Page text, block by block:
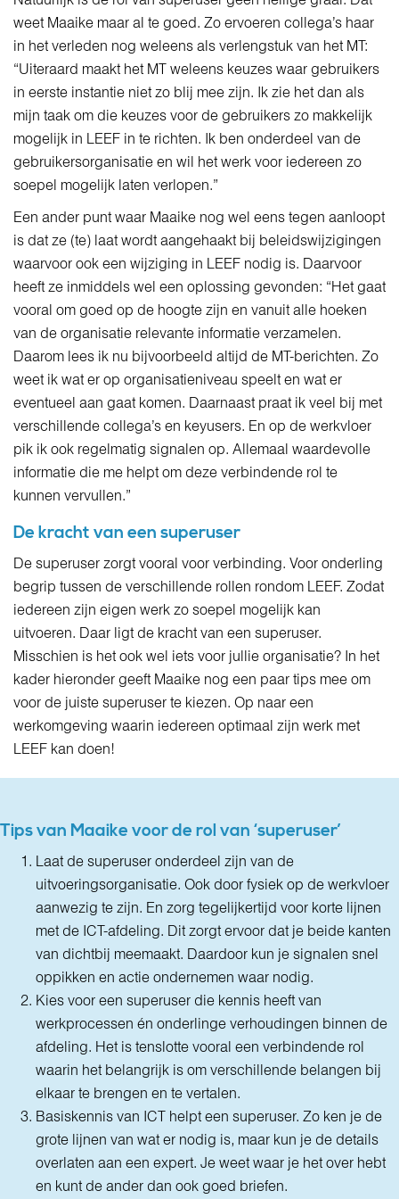
weet Maaike maar al te goed. Zo ervoeren collega’s haar
in het verleden nog weleens als verlengstuk van het MT:
“Uiteraard maakt het MT weleens keuzes waar gebruikers
in eerste instantie niet zo blij mee zijn. Ik zie het dan als
mijn taak om die keuzes voor de gebruikers zo makkelijk
mogelijk in LEEF in te richten. Ik ben onderdeel van de
gebruikersorganisatie en wil het werk voor iedereen zo
soepel mogelijk laten verlopen.”
Een ander punt waar Maaike nog wel eens tegen aanloopt
is dat ze (te) laat wordt aangehaakt bij beleidswijzigingen
waarvoor ook een wijziging in LEEF nodig is. Daarvoor
heeft ze inmiddels wel een oplossing gevonden: “Het gaat
vooral om goed op de hoogte zijn en vanuit alle hoeken
van de organisatie relevante informatie verzamelen.
Daarom lees ik nu bijvoorbeeld altijd de MT-berichten. Zo
weet ik wat er op organisatieniveau speelt en wat er
eventueel aan gaat komen. Daarnaast praat ik veel bij met
verschillende collega’s en keyusers. En op de werkvloer
pik ik ook regelmatig signalen op. Allemaal waardevolle
informatie die me helpt om deze verbindende rol te
kunnen vervullen.”
De kracht van een superuser
De superuser zorgt vooral voor verbinding. Voor onderling
begrip tussen de verschillende rollen rondom LEEF. Zodat
iedereen zijn eigen werk zo soepel mogelijk kan
uitvoeren. Daar ligt de kracht van een superuser.
Misschien is het ook wel iets voor jullie organisatie? In het
kader hieronder geeft Maaike nog een paar tips mee om
voor de juiste superuser te kiezen. Op naar een
werkomgeving waarin iedereen optimaal zijn werk met
LEEF kan doen!
Tips van Maaike voor de rol van ‘superuser’
Laat de superuser onderdeel zijn van de
uitvoeringsorganisatie. Ook door fysiek op de werkvloer
aanwezig te zijn. En zorg tegelijkertijd voor korte lijnen
met de ICT-afdeling. Dit zorgt ervoor dat je beide kanten
van dichtbij meemaakt. Daardoor kun je signalen snel
oppikken en actie ondernemen waar nodig.
Kies voor een superuser die kennis heeft van
werkprocessen én onderlinge verhoudingen binnen de
afdeling. Het is tenslotte vooral een verbindende rol
waarin het belangrijk is om verschillende belangen bij
elkaar te brengen en te vertalen.
Basiskennis van ICT helpt een superuser. Zo ken je de
grote lijnen van wat er nodig is, maar kun je de details
overlaten aan een expert. Je weet waar je het over hebt
en kunt de ander dan ook goed briefen.